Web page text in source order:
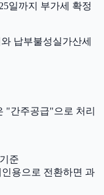
일까지 부가세 확정
납부불성실가산세
"간주공급"으로 처리
준
용으로 전환하면 과